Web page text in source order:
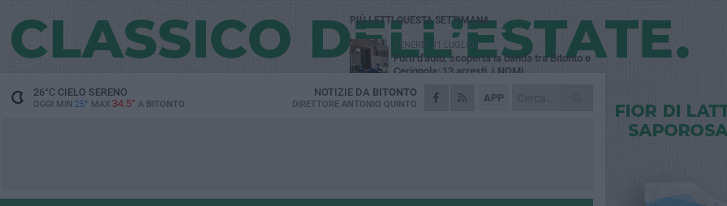
26°CCIELO SERENO
OGGI MIN 25° MAX 34.5° A BITONTO
APP
NOTIZIE DA BITONTO
DIRETTORE ANTONIO QUINTO
PIÙ LETTI QUESTA SETTIMANA
VENERDÌ 31 LUGLIO
Furti d'auto, scoperta la banda tra Bitonto e
Cerignola: 13 arresti, I NOMI
MARTEDÌ 4 AGOSTO
Armati di bastoni fuggono con l'incasso,
"Case a un euro", Comune chiama a